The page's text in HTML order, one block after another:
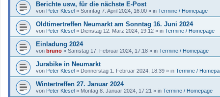
Berichte usw, für die nächste E-Post
von Peter Klesel » Sonntag 7. April 2024, 16:00 » in Termine / Homepage
Oldtimertreffen Neumarkt am Sonntag 16. Juni 2024
von Peter Klesel » Dienstag 12. März 2024, 19:12 » in Termine / Homepage
Einladung 2024
von bruno » Samstag 17. Februar 2024, 17:18 » in Termine / Homepage
Jurabike in Neumarkt
von Peter Klesel » Donnerstag 1. Februar 2024, 18:39 » in Termine /
Wintertreffen 27. Januar 2024
von Peter Klesel » Montag 8. Januar 2024, 17:21 » in Termine / Homepage